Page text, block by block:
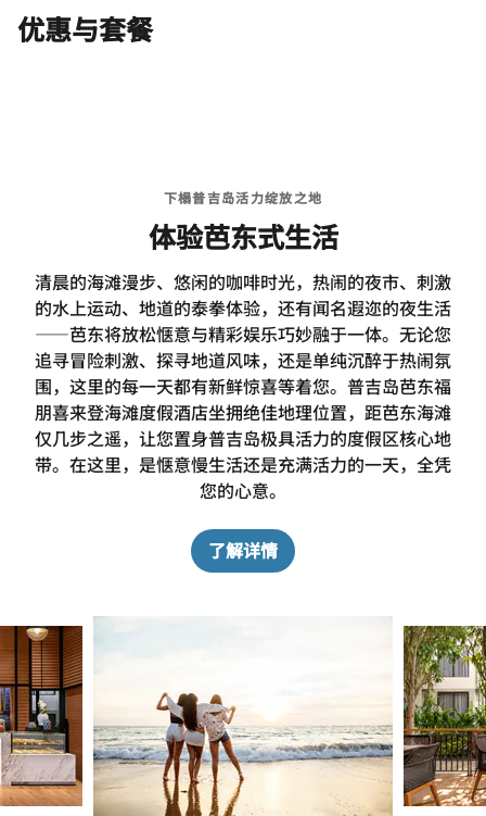
优惠与套餐
下榻普吉岛活力绽放之地
体验芭东式生活
清晨的海滩漫步、悠闲的咖啡时光，热闹的夜市、刺激
的水上运动、地道的泰拳体验，还有闻名遐迩的夜生活
——芭东将放松惬意与精彩娱乐巧妙融于一体。无论您
追寻冒险刺激、探寻地道风味，还是单纯沉醉于热闹氛
围，这里的每一天都有新鲜惊喜等着您。普吉岛芭东福
朋喜来登海滩度假酒店坐拥绝佳地理位置，距芭东海滩
仅几步之遥，让您置身普吉岛极具活力的度假区核心地
带。在这里，是惬意慢生活还是充满活力的一天，全凭
您的心意。
了解详情